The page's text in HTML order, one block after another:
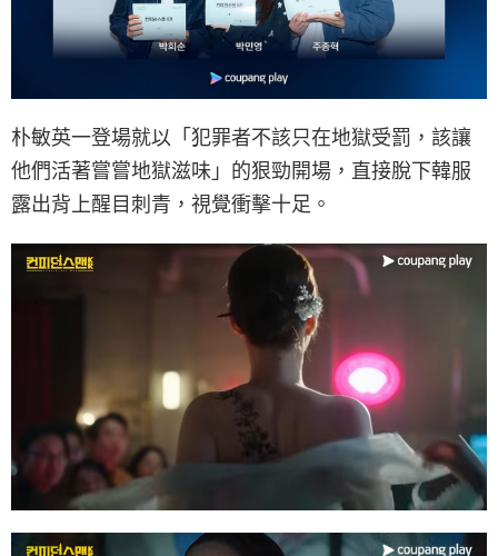
朴敏英一登場就以「犯罪者不該只在地獄受罰，該讓
他們活著嘗嘗地獄滋味」的狠勁開場，直接脫下韓服
露出背上醒目刺青，視覺衝擊十足。